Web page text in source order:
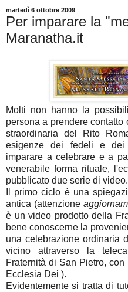
martedì 6 ottobre 2009
Per imparare la
Maranatha.it
Molti non hanno la
persona a prendere
straordinaria del Rito
esigenze dei fedeli e dei
imparare a celebrare e a
venerabile forma rituale,
pubblicato due serie di video.
Il primo ciclo è una
antica (attenzione
è un video prodotto della
bene conoscerne la
una celebrazione ordinaria
vicino attraverso la
Fraternità di San Pietro,
Ecclesia Dei ).
Evidentemente si tratta di